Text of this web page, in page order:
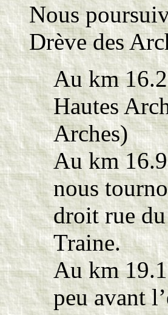
Nous
Drève des
Au km
Hautes
Arches)
Au km
nous
droit rue
Traine.
Au km
peu avant